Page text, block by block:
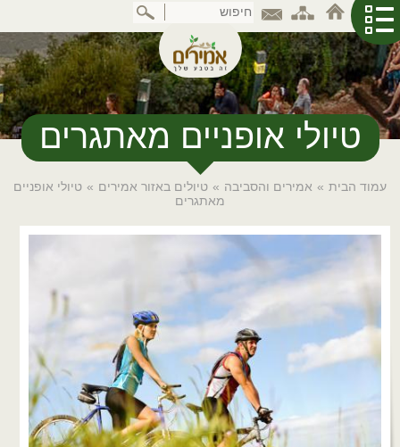
לתוכן
המרכזי
טיולי אופניים מאתגרים
עמוד הבית » אמירים והסביבה » טיולים באזור אמירים » טיולי אופניים
מאתגרים